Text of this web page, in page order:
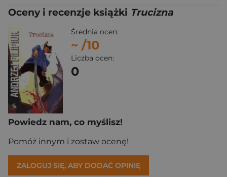
Oceny i recenzje książki Trucizna
Średnia ocen:
~ /10
Liczba ocen:
0
Powiedz nam, co myślisz!
Pomóż innym i zostaw ocenę!
ZALOGUJ SIĘ, ABY DODAĆ OPINIĘ